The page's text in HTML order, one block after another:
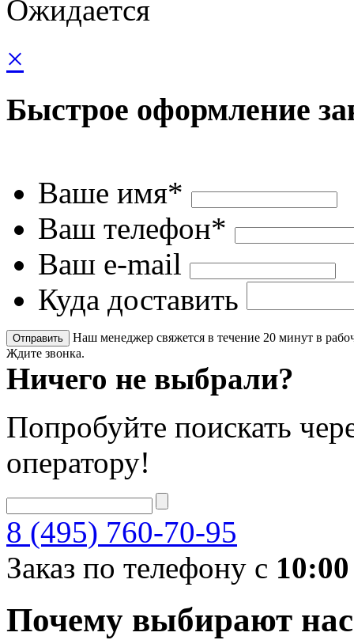
Ожидается
×
Быстрое оформление
Ваше имя*
Ваш телефон*
Ваш e-mail
Куда доставить
Наш менеджер свяжется в течение 20 минут в
Ждите звонка.
Ничего не выбрали?
Попробуйте поискать
оператору!
8 (495) 760-70-95
Заказ по телефону с 10:00
Почему выбирают нас